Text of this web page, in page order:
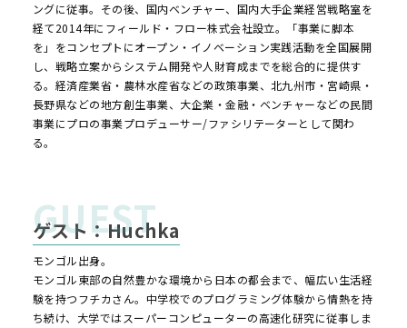
ングに従事。その後、国内ベンチャー、国内大手企業経営戦略室を
経て2014年にフィールド・フロー株式会社設立。「事業に脚本
を」をコンセプトにオープン・イノベーション実践活動を全国展開
し、戦略立案からシステム開発や人財育成までを総合的に提供す
る。経済産業省・農林水産省などの政策事業、北九州市・宮崎県・
長野県などの地方創生事業、大企業・金融・ベンチャーなどの民間
事業にプロの事業プロデューサー/ファシリテーターとして関わ
る。
ゲスト：Huchka
モンゴル出身。
モンゴル東部の自然豊かな環境から日本の都会まで、幅広い生活経
験を持つフチカさん。中学校でのプログラミング体験から情熱を持
ち続け、大学ではスーパーコンピューターの高速化研究に従事しま